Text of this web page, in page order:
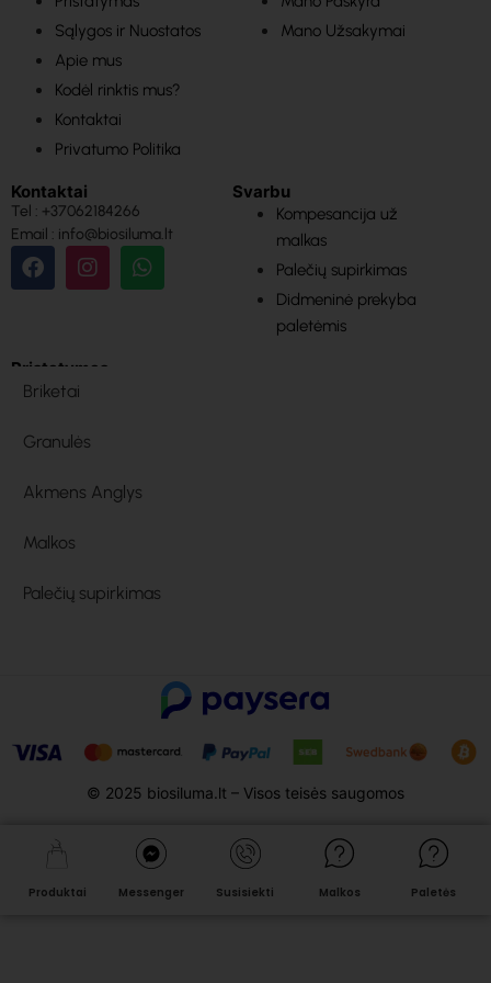
Sąlygos ir Nuostatos
Apie mus
Kodėl rinktis mus?
Kontaktai
Privatumo Politika
Mano Užsakymai
Kontaktai
Tel : +37062184266
Email : info@biosiluma.lt
Svarbu
Kompesancija už
malkas
Palečių supirkimas
Didmeninė prekyba
paletėmis
Pristatymas
Briketai
Granulės
Akmens Anglys
Malkos
Palečių supirkimas
© 2025 biosiluma.lt – Visos teisės saugomos
Produktai Messenger Susisiekti Malkos Paletės